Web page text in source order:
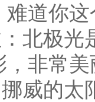
难道你
北极光
，非常
威的太